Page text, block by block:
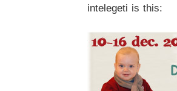
intelegeti is this: